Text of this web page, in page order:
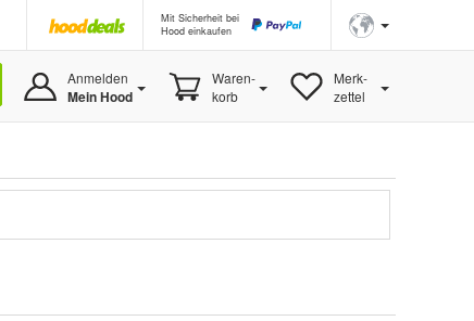
Mit Sicherheit bei
Hood einkaufen
Anmelden
Mein Hood
Waren-
korb
Merk-
zettel